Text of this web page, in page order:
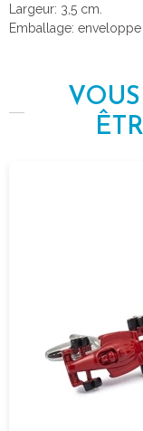
Largeur: 3,5 cm.
Emballage: